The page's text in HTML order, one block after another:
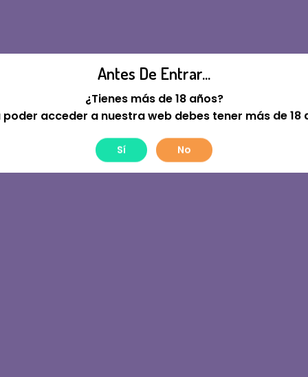
Antes De Entrar...
¿Tienes más de 18 años?
poder acceder a nuestra web debes tener más de 18
Sí No
Estamos